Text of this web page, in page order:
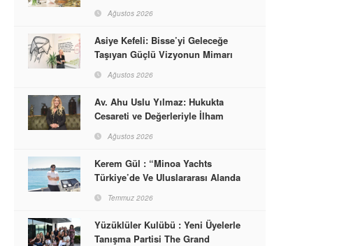
Başarabileceğinin En Güzel
Örneğini Sunuyor
Ağustos 2026
Asiye Kefeli: Bisse’yi Geleceğe
Taşıyan Güçlü Vizyonun Mimarı
Ağustos 2026
Av. Ahu Uslu Yılmaz: Hukukta
Cesareti ve Değerleriyle İlham
Ağustos 2026
Kerem Gül : “Minoa Yachts
Türkiye’de Ve Uluslararası Alanda
Markası Olacak”
Temmuz 2026
Yüzüklüler Kulübü : Yeni Üyelerle
Tanışma Partisi The Grand